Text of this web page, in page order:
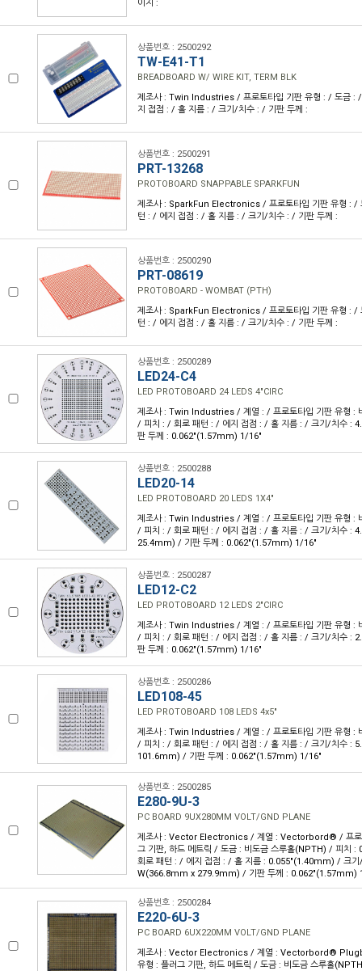
이지 :
상품번호 : 2500292
TW-E41-T1
BREADBOARD W/ WIRE KIT, TERM BLK
제조사 : Twin Industries / 프로토타입 기판 유형 : / 도금 :
지 접점 : / 홀 지름 : / 크기/치수 : / 기판 두께 :
상품번호 : 2500291
PRT-13268
PROTOBOARD SNAPPABLE SPARKFUN
제조사 : SparkFun Electronics / 프로토타입 기판 유형 : /
턴 : / 에지 접점 : / 홀 지름 : / 크기/치수 : / 기판 두께 :
상품번호 : 2500290
PRT-08619
PROTOBOARD - WOMBAT (PTH)
제조사 : SparkFun Electronics / 프로토타입 기판 유형 : /
턴 : / 에지 접점 : / 홀 지름 : / 크기/치수 : / 기판 두께 :
상품번호 : 2500289
LED24-C4
LED PROTOBOARD 24 LEDS 4"CIRC
제조사 : Twin Industries / 계열 : / 프로토타입 기판 유형 :
/ 피치 : / 회로 패턴 : / 에지 접점 : / 홀 지름 : / 크기/치수 :
판 두께 : 0.062"(1.57mm) 1/16"
상품번호 : 2500288
LED20-14
LED PROTOBOARD 20 LEDS 1X4"
제조사 : Twin Industries / 계열 : / 프로토타입 기판 유형 :
/ 피치 : / 회로 패턴 : / 에지 접점 : / 홀 지름 : / 크기/치수 :
25.4mm) / 기판 두께 : 0.062"(1.57mm) 1/16"
상품번호 : 2500287
LED12-C2
LED PROTOBOARD 12 LEDS 2"CIRC
제조사 : Twin Industries / 계열 : / 프로토타입 기판 유형 :
/ 피치 : / 회로 패턴 : / 에지 접점 : / 홀 지름 : / 크기/치수 :
판 두께 : 0.062"(1.57mm) 1/16"
상품번호 : 2500286
LED108-45
LED PROTOBOARD 108 LEDS 4x5"
제조사 : Twin Industries / 계열 : / 프로토타입 기판 유형 :
/ 피치 : / 회로 패턴 : / 에지 접점 : / 홀 지름 : / 크기/치수 :
101.6mm) / 기판 두께 : 0.062"(1.57mm) 1/16"
상품번호 : 2500285
E280-9U-3
PC BOARD 9UX280MM VOLT/GND PLANE
제조사 : Vector Electronics / 계열 : Vectorbord® / 프로
그 기판, 하드 메트릭 / 도금 : 비도금 스루홀(NPTH) / 피치
회로 패턴 : / 에지 접점 : / 홀 지름 : 0.055"(1.40mm) / 크
W(366.8mm x 279.9mm) / 기판 두께 : 0.062"(1.57mm)
상품번호 : 2500284
E220-6U-3
PC BOARD 6UX220MM VOLT/GND PLANE
제조사 : Vector Electronics / 계열 : Vectorbord®
유형 : 플러그 기판, 하드 메트릭 / 도금 : 비도금 스루홀